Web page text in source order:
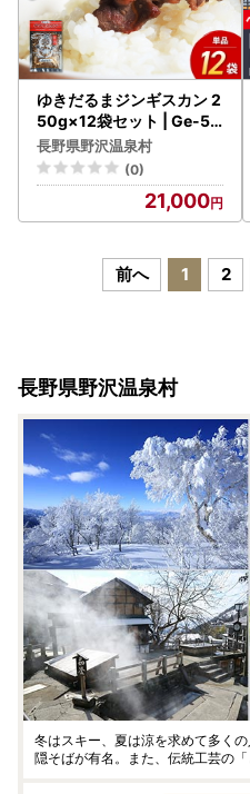
ゆきだるまジンギスカン 2
50g×12袋セット | Ge-5
羊肉 マトン 焼肉 味付き ま
とめ買い
長野県野沢温泉村
(0)
21,000
前へ 1 2
長野県野沢温泉村
冬はスキー、夏は涼を求めて多く
隠そばが有名。また、伝統工芸の「